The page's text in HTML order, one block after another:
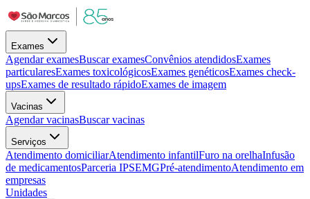
Exames
Agendar examesBuscar examesConvênios atendidosExames
particularesExames toxicológicosExames genéticosExames check-
upsExames de resultado rápidoExames de imagem
Vacinas
Agendar vacinasBuscar vacinas
Serviços
Atendimento domiciliarAtendimento infantilFuro na orelhaInfusão
de medicamentosParceria IPSEMGPré-atendimentoAtendimento em
empresas
Unidades